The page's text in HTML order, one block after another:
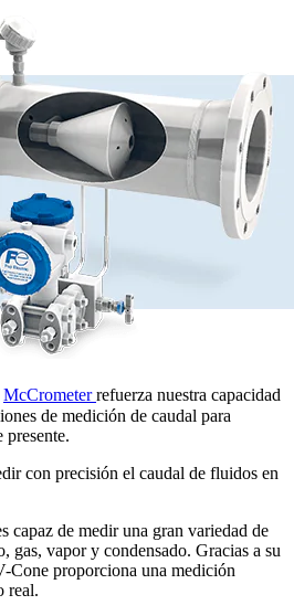
McCrometerrefuerza nuestra capacidad
de medición de caudal para
presente.
con precisión el caudal de fluidos en
capaz de medir una gran variedad de
gas, vapor y condensado. Gracias a su
Cone proporciona una medición
real.